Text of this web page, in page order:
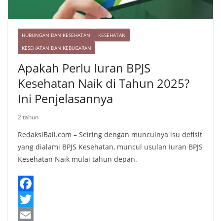
HUBUNGAN DAN KESEHATAN
KESEHATAN
KESEHATAN DAN KEBUGARAN
Apakah Perlu Iuran BPJS
Kesehatan Naik di Tahun 2025?
Ini Penjelasannya
2 tahun
RedaksiBali.com – Seiring dengan munculnya isu defisit
yang dialami BPJS Kesehatan, muncul usulan Iuran BPJS
Kesehatan Naik mulai tahun depan.
F
aT